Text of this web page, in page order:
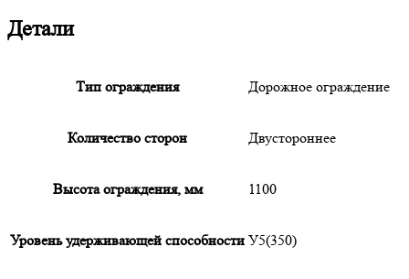
Детали
Тип ограждения Дорожное ограждение
Количество сторон Двустороннее
Высота ограждения, мм 1100
Уровень удерживающей способности У5(350)